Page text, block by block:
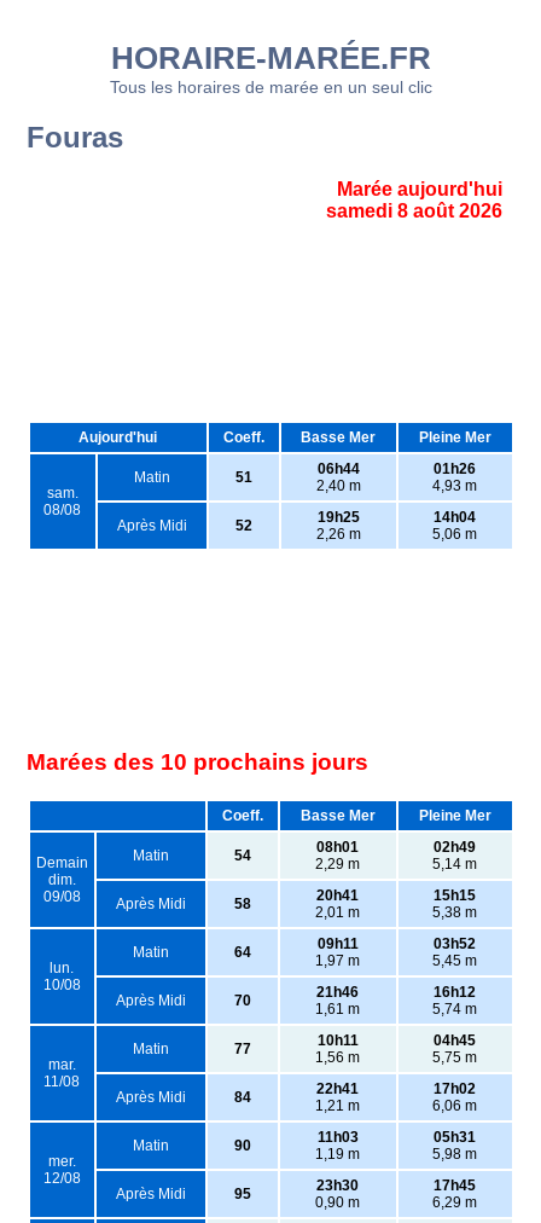
HORAIRE-MARÉE.FR
Tous les horaires de marée en un seul clic
Fouras
Marée aujourd'hui
samedi 8 août 2026
Aujourd'hui Coeff. Basse Mer Pleine Mer
sam.
08/08
Matin 51
06h44
2,40 m
01h26
4,93 m
Après Midi 52
19h25
2,26 m
14h04
5,06 m
Marées des 10 prochains jours
Coeff. Basse Mer Pleine Mer
Demain
dim.
09/08
Matin 54
08h01
2,29 m
02h49
5,14 m
Après Midi 58
20h41
2,01 m
15h15
5,38 m
lun.
10/08
Matin 64
09h11
1,97 m
03h52
5,45 m
Après Midi 70
21h46
1,61 m
16h12
5,74 m
mar.
11/08
Matin 77
10h11
1,56 m
04h45
5,75 m
Après Midi 84
22h41
1,21 m
17h02
6,06 m
mer.
12/08
Matin 90
11h03
1,19 m
05h31
5,98 m
Après Midi 95
23h30
0,90 m
17h45
6,29 m